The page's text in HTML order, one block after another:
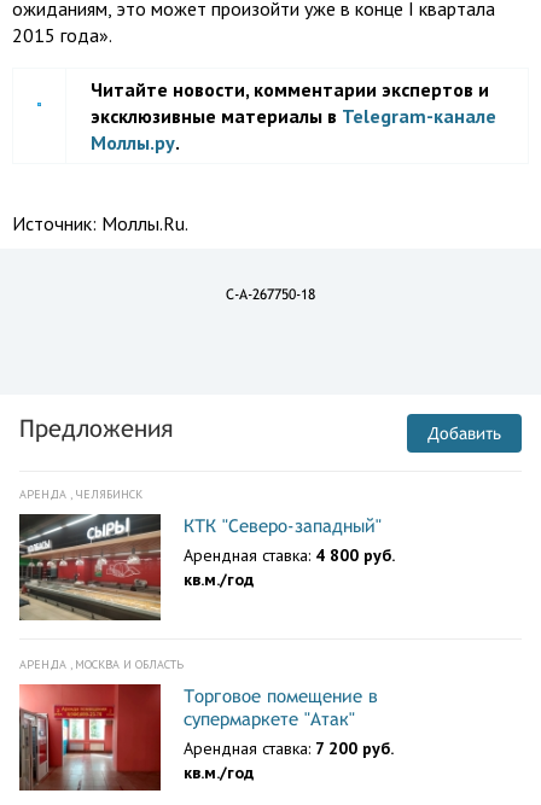
ожиданиям, это может произойти уже в конце I квартала
2015 года».
Читайте новости, комментарии экспертов и
эксклюзивные материалы в Telegram-канале
Моллы.ру.
Источник: Моллы.Ru.
C-A-267750-18
Предложения Добавить
АРЕНДА , ЧЕЛЯБИНСК
КТК "Северо-западный"
Арендная ставка: 4 800 руб.
кв.м./год
АРЕНДА , МОСКВА И ОБЛАСТЬ
Торговое помещение в
супермаркете "Атак"
Арендная ставка: 7 200 руб.
кв.м./год